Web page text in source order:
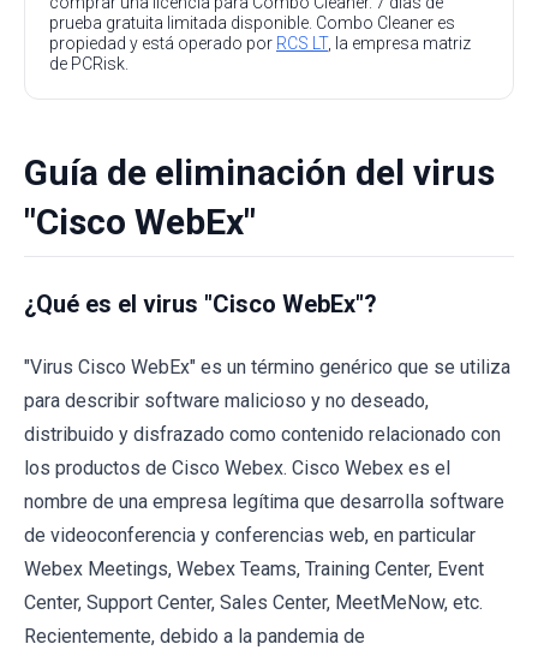
prueba gratuita limitada disponible. Combo Cleaner es
propiedad y está operado por RCS LT, la empresa matriz
de PCRisk.
Guía de eliminación del virus
"Cisco WebEx"
¿Qué es el virus "Cisco WebEx"?
"Virus Cisco WebEx" es un término genérico que se utiliza
para describir software malicioso y no deseado,
distribuido y disfrazado como contenido relacionado con
los productos de Cisco Webex. Cisco Webex es el
nombre de una empresa legítima que desarrolla software
de videoconferencia y conferencias web, en particular
Webex Meetings, Webex Teams, Training Center, Event
Center, Support Center, Sales Center, MeetMeNow, etc.
Recientemente, debido a la pandemia de